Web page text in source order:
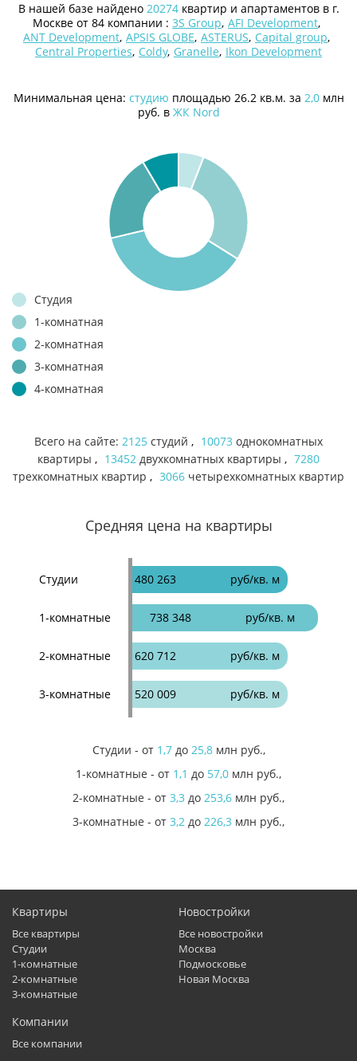
В нашей базе найдено 20274 квартир и апартаментов в г.
Москве от 84 компании : 3S Group, AFI Development,
ANT Development, APSIS GLOBE, ASTERUS, Capital group,
Central Properties, Coldy, Granelle, Ikon Development
Минимальная цена: студию площадью 26.2 кв.м. за 2,0 млн
руб. в ЖК Nord
Студия
1-комнатная
2-комнатная
3-комнатная
4-комнатная
Всего на сайте: 2125 студий , 10073 однокомнатных
квартиры , 13452 двухкомнатных квартиры , 7280
трехкомнатных квартир , 3066 четырехкомнатных квартир
Средняя цена на квартиры
Студии 480 263 руб/кв. м
1-комнатные 738 348 руб/кв. м
2-комнатные 620 712 руб/кв. м
3-комнатные 520 009 руб/кв. м
Студии - от 1,7 до 25,8 млн руб.,
1-комнатные - от 1,1 до 57,0 млн руб.,
2-комнатные - от 3,3 до 253,6 млн руб.,
3-комнатные - от 3,2 до 226,3 млн руб.,
Квартиры
Все квартиры
Студии
1-комнатные
2-комнатные
3-комнатные
Новостройки
Все новостройки
Москва
Подмосковье
Новая Москва
Компании
Все компании